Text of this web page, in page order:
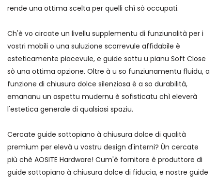
rende una ottima scelta per quelli chì sò occupati.
Ch'è vo circate un livellu supplementu di funziunalità per i
vostri mobili o una suluzione scorrevule affidabile è
esteticamente piacevule, e guide sottu u pianu Soft Close
sò una ottima opzione. Oltre à u so funziunamentu fluidu, a
funzione di chiusura dolce silenziosa è a so durabilità,
emananu un aspettu mudernu è sofisticatu chì eleverà
l'estetica generale di qualsiasi spaziu.
Cercate guide sottopiano à chiusura dolce di qualità
premium per elevà u vostru design d'interni? Ùn cercate
più chè AOSITE Hardware! Cum'è fornitore è produttore di
guide sottopiano à chiusura dolce di fiducia, e nostre guide